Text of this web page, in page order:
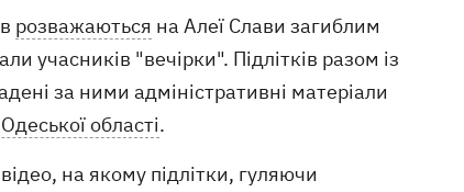
розважаються на Алеї Слави загиблим
учасників "вечірки". Підлітків разом із
за ними адміністративні матеріали
Одеської області.
на якому підлітки, гуляючи